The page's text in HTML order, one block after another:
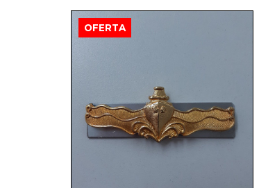
OFERTA